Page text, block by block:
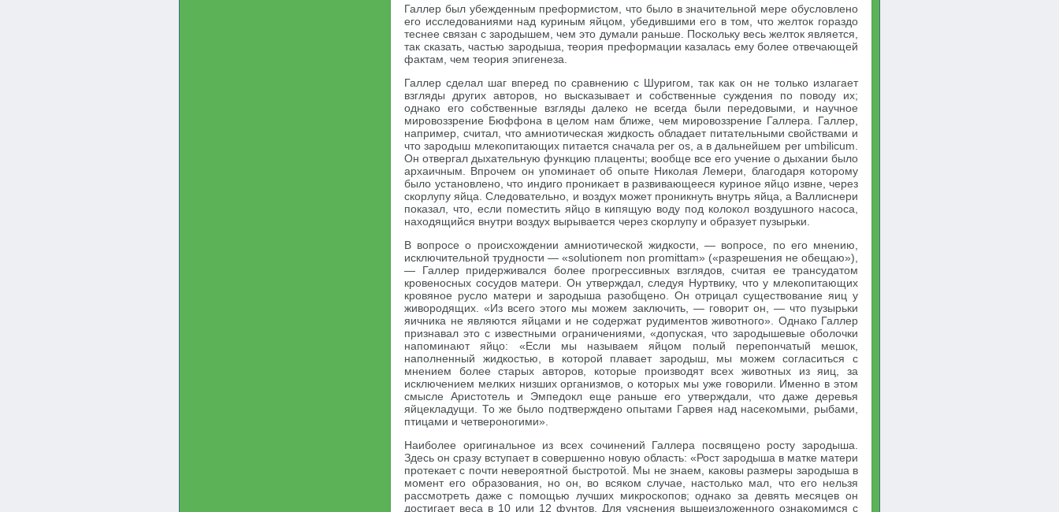
Галлер был убежденным преформистом, что было в значительной мере обусловлено
его исследованиями над куриным яйцом, убедившими его в том, что желток гораздо
теснее связан с зародышем, чем это думали раньше. Поскольку весь желток является,
так сказать, частью зародыша, теория преформации казалась ему более отвечающей
фактам, чем теория эпигенеза.
Галлер сделал шаг вперед по сравнению с Шуригом, так как он не только излагает
взгляды других авторов, но высказывает и собственные суждения по поводу их;
однако его собственные взгляды далеко не всегда были передовыми, и научное
мировоззрение Бюффона в целом нам ближе, чем мировоззрение Галлера. Галлер,
например, считал, что амниотическая жидкость обладает питательными свойствами и
что зародыш млекопитающих питается сначала per os, а в дальнейшем per umbilicum.
Он отвергал дыхательную функцию плаценты; вообще все его учение о дыхании было
архаичным. Впрочем он упоминает об опыте Николая Лемери, благодаря которому
было установлено, что индиго проникает в развивающееся куриное яйцо извне, через
скорлупу яйца. Следовательно, и воздух может проникнуть внутрь яйца, а Валлиснери
показал, что, если поместить яйцо в кипящую воду под колокол воздушного насоса,
находящийся внутри воздух вырывается через скорлупу и образует пузырьки.
В вопросе о происхождении амниотической жидкости, — вопросе, по его мнению,
исключительной трудности — «solutionem non promittam» («разрешения не обещаю»),
— Галлер придерживался более прогрессивных взглядов, считая ее трансудатом
кровеносных сосудов матери. Он утверждал, следуя Нуртвику, что у млекопитающих
кровяное русло матери и зародыша разобщено. Он отрицал существование яиц у
живородящих. «Из всего этого мы можем заключить, — говорит он, — что пузырьки
яичника не являются яйцами и не содержат рудиментов животного». Однако Галлер
признавал это с известными ограничениями, «допуская, что зародышевые оболочки
напоминают яйцо: «Если мы называем яйцом полый перепончатый мешок,
наполненный жидкостью, в которой плавает зародыш, мы можем согласиться с
мнением более старых авторов, которые производят всех животных из яиц, за
исключением мелких низших организмов, о которых мы уже говорили. Именно в этом
смысле Аристотель и Эмпедокл еще раньше его утверждали, что даже деревья
яйцекладущи. То же было подтверждено опытами Гарвея над насекомыми, рыбами,
птицами и четвероногими».
Наиболее оригинальное из всех сочинений Галлера посвящено росту зародыша.
Здесь он сразу вступает в совершенно новую область: «Рост зародыша в матке матери
протекает с почти невероятной быстротой. Мы не знаем, каковы размеры зародыша в
момент его образования, но он, во всяком случае, настолько мал, что его нельзя
рассмотреть даже с помощью лучших микроскопов; однако за девять месяцев он
достигает веса в 10 или 12 фунтов. Для уяснения вышеизложенного ознакомимся с